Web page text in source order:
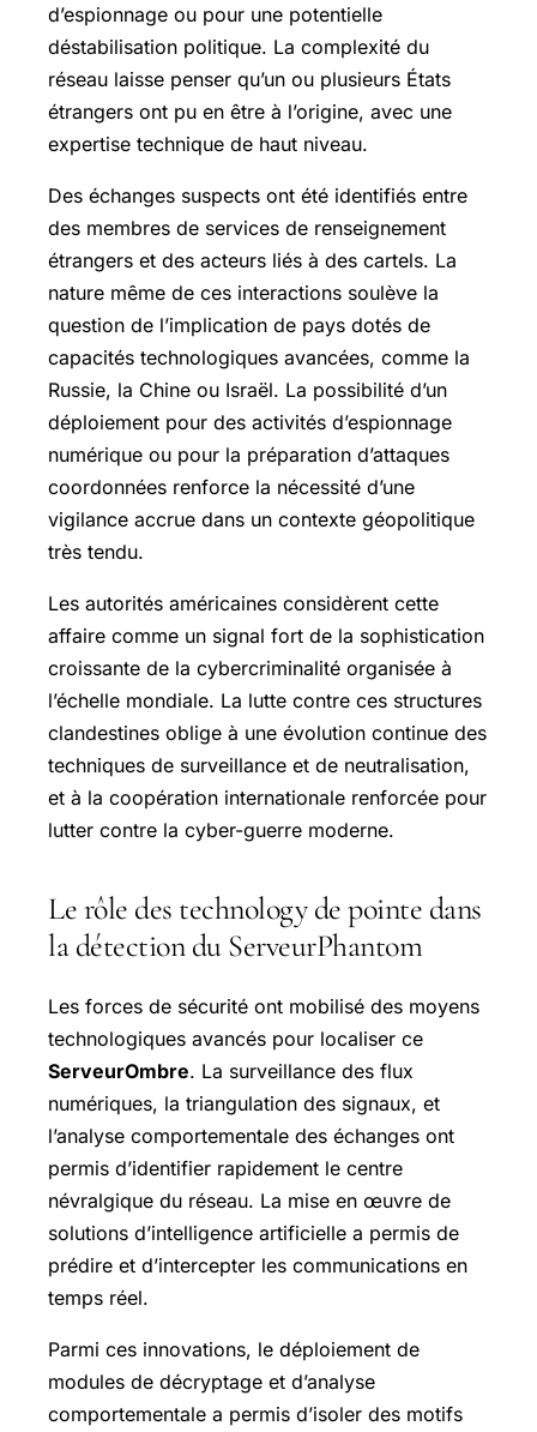
d’espionnage ou pour une potentielle
déstabilisation politique. La complexité du
réseau laisse penser qu’un ou plusieurs États
étrangers ont pu en être à l’origine, avec une
expertise technique de haut niveau.
Des échanges suspects ont été identifiés entre
des membres de services de renseignement
étrangers et des acteurs liés à des cartels. La
nature même de ces interactions soulève la
question de l’implication de pays dotés de
capacités technologiques avancées, comme la
Russie, la Chine ou Israël. La possibilité d’un
déploiement pour des activités d’espionnage
numérique ou pour la préparation d’attaques
coordonnées renforce la nécessité d’une
vigilance accrue dans un contexte géopolitique
très tendu.
Les autorités américaines considèrent cette
affaire comme un signal fort de la sophistication
croissante de la cybercriminalité organisée à
l’échelle mondiale. La lutte contre ces structures
clandestines oblige à une évolution continue des
techniques de surveillance et de neutralisation,
et à la coopération internationale renforcée pour
lutter contre la cyber-guerre moderne.
Le rôle des technology de pointe dans
la détection duServeurPhantom
Les forces de sécurité ont mobilisé des moyens
technologiques avancés pour localiser ce
ServeurOmbre. La surveillance des flux
numériques, la triangulation des signaux, et
l’analyse comportementale des échanges ont
permis d’identifier rapidement le centre
névralgique du réseau. La mise en œuvre de
solutions d’intelligence artificielle a permis de
prédire et d’intercepter les communications en
temps réel.
Parmi ces innovations, le déploiement de
modules de décryptage et d’analyse
comportementale a permis d’isoler des motifs